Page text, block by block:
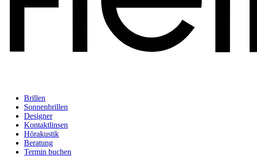
Brillen
Sonnenbrillen
Designer
Kontaktlinsen
Hörakustik
Beratung
Termin buchen